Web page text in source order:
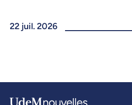
22 juil. 2026